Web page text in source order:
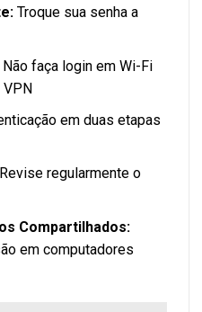
Troque sua senha a
faça login em Wi-Fi
em duas etapas
regularmente o
Compartilhados:
em computadores